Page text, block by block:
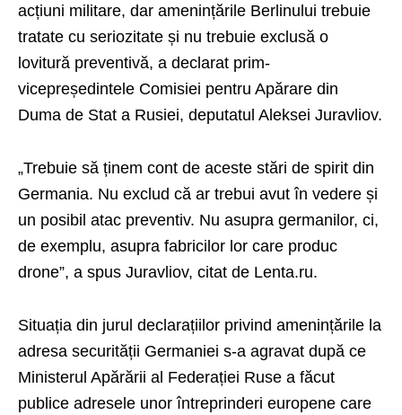
acțiuni militare, dar amenințările Berlinului trebuie
tratate cu seriozitate și nu trebuie exclusă o
lovitură preventivă, a declarat prim-
vicepreședintele Comisiei pentru Apărare din
Duma de Stat a Rusiei, deputatul Aleksei Juravliov.
„Trebuie să ținem cont de aceste stări de spirit din
Germania. Nu exclud că ar trebui avut în vedere și
un posibil atac preventiv. Nu asupra germanilor, ci,
de exemplu, asupra fabricilor lor care produc
drone”, a spus Juravliov, citat de Lenta.ru.
Situația din jurul declarațiilor privind amenințările la
adresa securității Germaniei s-a agravat după ce
Ministerul Apărării al Federației Ruse a făcut
publice adresele unor întreprinderi europene care